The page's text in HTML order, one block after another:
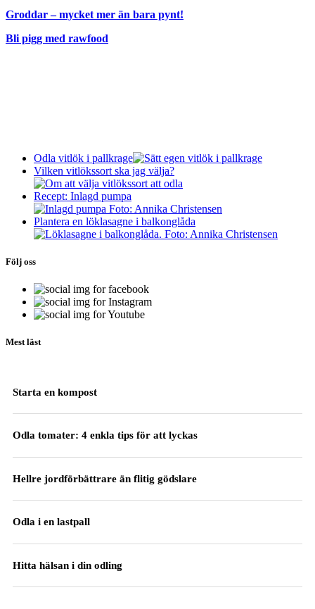
Groddar – mycket mer än bara pynt!
Bli pigg med rawfood
Odla vitlök i pallkrage
Vilken vitlökssort ska jag välja?
Recept: Inlagd pumpa
Plantera en löklasagne i balkonglåda
Följ oss
Mest läst
Starta en kompost
Odla tomater: 4 enkla tips för att lyckas
Hellre jordförbättrare än flitig gödslare
Odla i en lastpall
Hitta hälsan i din odling